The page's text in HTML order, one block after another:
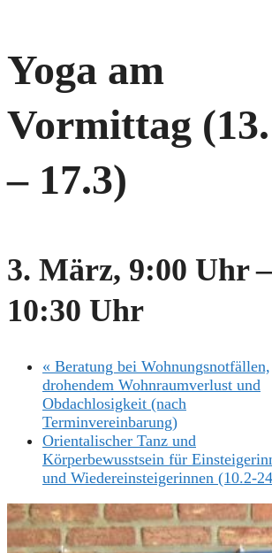
Yoga am
Vormittag
– 17.3)
3. März, 9:00 Uhr–
10:30 Uhr
« Beratung bei Wohnungsnotfällen,
drohendem Wohnraumverlust und
Obdachlosigkeit (nach
Terminvereinbarung)
Orientalischer Tanz und
Körperbewusstsein für
und Wiedereinsteigerinnen (10.2-